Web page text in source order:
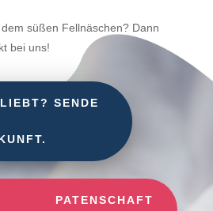
süßen Fellnäschen? Dann
bei uns!
SENDE
PATENSCHAFT